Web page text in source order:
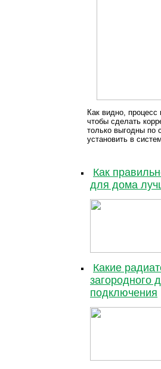
Как видно,
чтобы сделать
только выгодны по
установить в
Как
для дома
Какие
загородного
подключения